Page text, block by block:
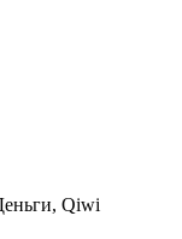
Qiwi